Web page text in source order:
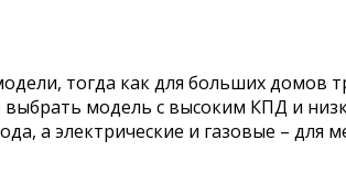
тогда как для больших домов
выбрать модель с высоким КПД и
а электрические и газовые – для